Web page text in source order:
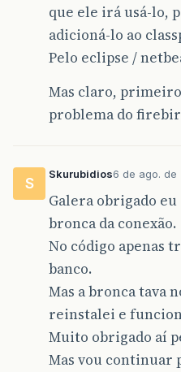
que ele irá usá-lo,
adicioná-lo ao
Pelo eclipse /
Mas claro,
problema do
S
Skurubidios6 de ago. de
Galera obrigado
bronca da conexão.
No código apenas
banco.
Mas a bronca tava
reinstalei e
Muito obrigado aí
Mas vou continuar